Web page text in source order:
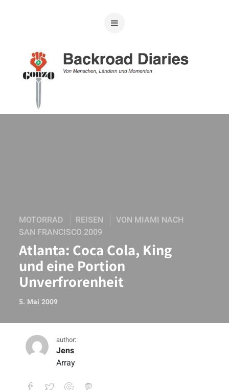
MOTORRAD REISEN
VON MIAMI NACH
SAN FRANCISCO 2009
Atlanta: Coca Cola, King
und eine Portion
Unverfrorenheit
5. Mai 2009
author:
Jens
Array